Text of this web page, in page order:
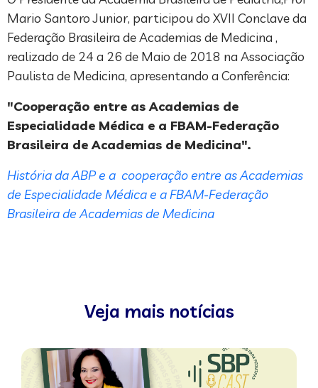
Mario Santoro Junior, participou do XVII Conclave da
Federação Brasileira de Academias de Medicina ,
realizado de 24 a 26 de Maio de 2018 na Associação
Paulista de Medicina, apresentando a Conferência:
"Cooperação entre as Academias de
Especialidade Médica e a FBAM-Federação
Brasileira de Academias de Medicina".
História da ABP e a cooperação entre as Academias
de Especialidade Médica e a FBAM-Federação
Brasileira de Academias de Medicina
Veja mais notícias